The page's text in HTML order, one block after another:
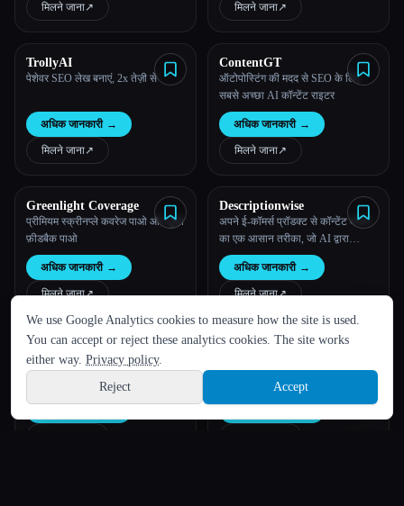
भाषा
English español Français Русский 简体中文
Hindi
Sign up
मिलने जाना↗︎ मिलने जाना↗︎
TrollyAI
पेशेवर SEO लेख बनाएं, 2x तेज़ी से
अधिक जानकारी →
मिलने जाना↗︎
ContentGT
ऑटोपोस्टिंग की मदद से SEO के लिए
सबसे अच्छा AI कॉन्टेंट राइटर
अधिक जानकारी →
मिलने जाना↗︎
Greenlight Coverage
प्रीमियम स्क्रीनप्ले कवरेज पाओ और तुरंत
फ़ीडबैक पाओ
अधिक जानकारी →
मिलने जाना↗︎
Descriptionwise
अपने ई-कॉमर्स प्रॉडक्ट से कॉन्टेंट बनाने
का एक आसान तरीका, जो AI द्वारा
संचालित होता है।
अधिक जानकारी →
मिलने जाना↗︎
जैक के AI से चलने वाले मार्केटिंग टूल तुम्हेंं
हाई क्वालिटी का मार्केटिंग कॉन्टेंट लिखने
और उसमें बदलाव करने में मदद करते हैं।
लिए एआई प्रॉम्प्ट्स, गाइड और टिप्स और
We use Google Analytics cookies to measure how the site is used.
You can accept or reject these analytics cookies. The site works
either way. Privacy policy.
Reject
Accept